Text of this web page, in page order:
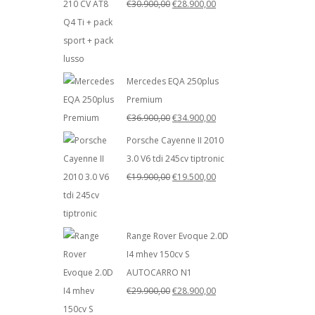
€30.900,00Il
€30.900,00.
€28.900,00Il
Mercedes EQA 250plus
Premium
€36.900,00Il
prezzo
originale
era:
€34.900,00Il
prezzo
attuale
è:
Porsche Cayenne II 2010
3.0 V6 tdi 245cv tiptronic
€19.900,00Il
era:
€19.900,00.
€19.500,00Il
è:
Range Rover Evoque 2.0D
I4 mhev 150cv S
AUTOCARRO N1
€29.900,00Il
€28.900,00Il